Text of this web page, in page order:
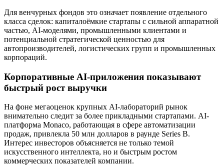
Для венчурных фондов это означает появление отдельного
класса сделок: капиталоёмкие стартапы с сильной аппаратной
частью, AI-моделями, промышленными клиентами и
потенциальной стратегической ценностью для
автопроизводителей, логистических групп и промышленных
корпораций.
Корпоративные AI-приложения показывают
быстрый рост выручки
На фоне мегаоценок крупных AI-лабораторий рынок
внимательно следит за более прикладными стартапами. AI-
платформа Monaco, работающая в сфере автоматизации
продаж, привлекла 50 млн долларов в раунде Series B.
Интерес инвесторов объясняется не только темой
искусственного интеллекта, но и быстрым ростом
коммерческих показателей компании.